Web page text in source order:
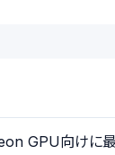
GPU向けに最